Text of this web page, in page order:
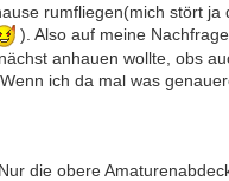
rumfliegen(mich stört ja
). Also auf meine
anhauen wollte, obs
ich da mal was
die obere